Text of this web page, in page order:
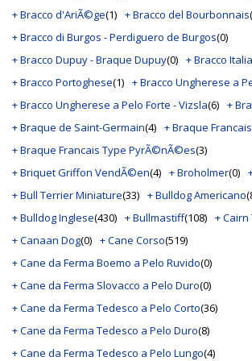
+ Bracco d'AriÃ©ge(1) + Bracco del Bourbonnais
+ Bracco di Burgos - Perdiguero de Burgos(0)
+ Bracco Dupuy - Braque Dupuy(0) + Bracco
+ Bracco Portoghese(1) + Bracco Ungherese a
+ Bracco Ungherese a Pelo Forte - Vizsla(6) +
+ Braque de Saint-Germain(4) + Braque
+ Braque Francais Type PyrÃ©nÃ©es(3)
+ Briquet Griffon VendÃ©en(4) + Broholmer(0)
+ Bull Terrier Miniature(33) + Bulldog Americano
+ Bulldog Inglese(430) + Bullmastiff(108) +
+ Canaan Dog(0) + Cane Corso(519)
+ Cane da Ferma Boemo a Pelo Ruvido(0)
+ Cane da Ferma Slovacco a Pelo Duro(0)
+ Cane da Ferma Tedesco a Pelo Corto(36)
+ Cane da Ferma Tedesco a Pelo Duro(8)
+ Cane da Ferma Tedesco a Pelo Lungo(4)